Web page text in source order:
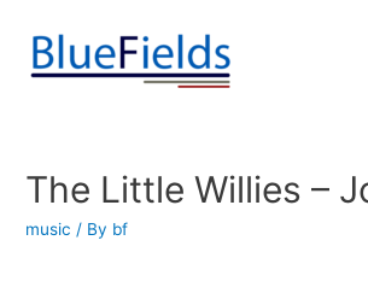
The Little Willies –
music / By bf